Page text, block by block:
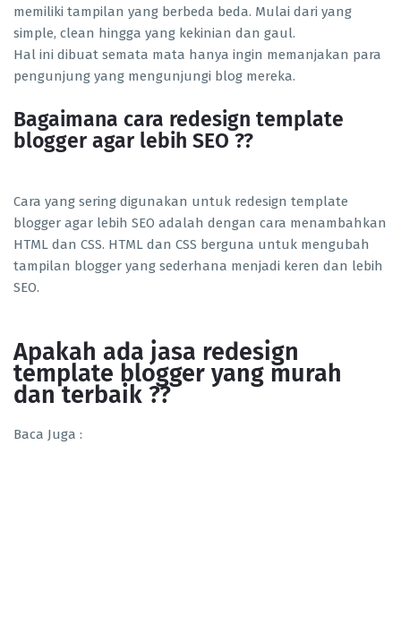
memiliki tampilan yang berbeda beda. Mulai dari yang
simple, clean hingga yang kekinian dan gaul.
Hal ini dibuat semata mata hanya ingin memanjakan para
pengunjung yang mengunjungi blog mereka.
Bagaimana cara redesign template
blogger agar lebih SEO ??
Cara yang sering digunakan untuk redesign template
blogger agar lebih SEO adalah dengan cara menambahkan
HTML dan CSS. HTML dan CSS berguna untuk mengubah
tampilan blogger yang sederhana menjadi keren dan lebih
SEO.
Apakah ada jasa redesign
template blogger yang murah
dan terbaik ??
Baca Juga :